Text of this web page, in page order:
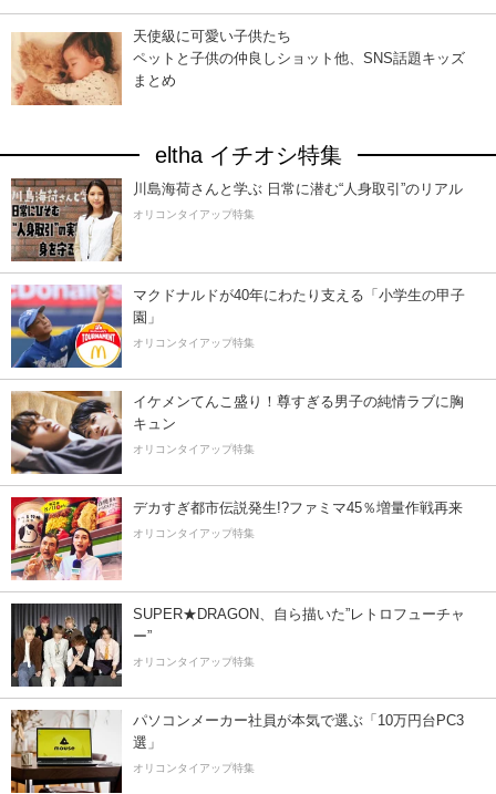
天使級に可愛い子供たち
ペットと子供の仲良しショット他、SNS話題キッズ
まとめ
eltha イチオシ特集
川島海荷さんと学ぶ 日常に潜む“人身取引”のリアル
オリコンタイアップ特集
マクドナルドが40年にわたり支える「小学生の甲子
園」
オリコンタイアップ特集
イケメンてんこ盛り！尊すぎる男子の純情ラブに胸
キュン
オリコンタイアップ特集
デカすぎ都市伝説発生!?ファミマ45％増量作戦再来
オリコンタイアップ特集
SUPER★DRAGON、自ら描いた”レトロフューチャ
ー”
オリコンタイアップ特集
パソコンメーカー社員が本気で選ぶ「10万円台PC3
選」
オリコンタイアップ特集